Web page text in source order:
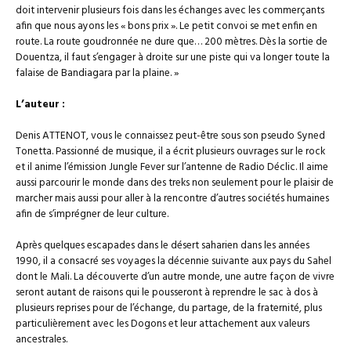
doit intervenir plusieurs fois dans les échanges avec les commerçants
afin que nous ayons les « bons prix ». Le petit convoi se met enfin en
route. La route goudronnée ne dure que… 200 mètres. Dès la sortie de
Douentza, il faut s’engager à droite sur une piste qui va longer toute la
falaise de Bandiagara par la plaine. »
L’auteur :
Denis ATTENOT, vous le connaissez peut-être sous son pseudo Syned
Tonetta. Passionné de musique, il a écrit plusieurs ouvrages sur le rock
et il anime l’émission Jungle Fever sur l’antenne de Radio Déclic. Il aime
aussi parcourir le monde dans des treks non seulement pour le plaisir de
marcher mais aussi pour aller à la rencontre d’autres sociétés humaines
afin de s’imprégner de leur culture.
Après quelques escapades dans le désert saharien dans les années
1990, il a consacré ses voyages la décennie suivante aux pays du Sahel
dont le Mali. La découverte d’un autre monde, une autre façon de vivre
seront autant de raisons qui le pousseront à reprendre le sac à dos à
plusieurs reprises pour de l’échange, du partage, de la fraternité, plus
particulièrement avec les Dogons et leur attachement aux valeurs
ancestrales.